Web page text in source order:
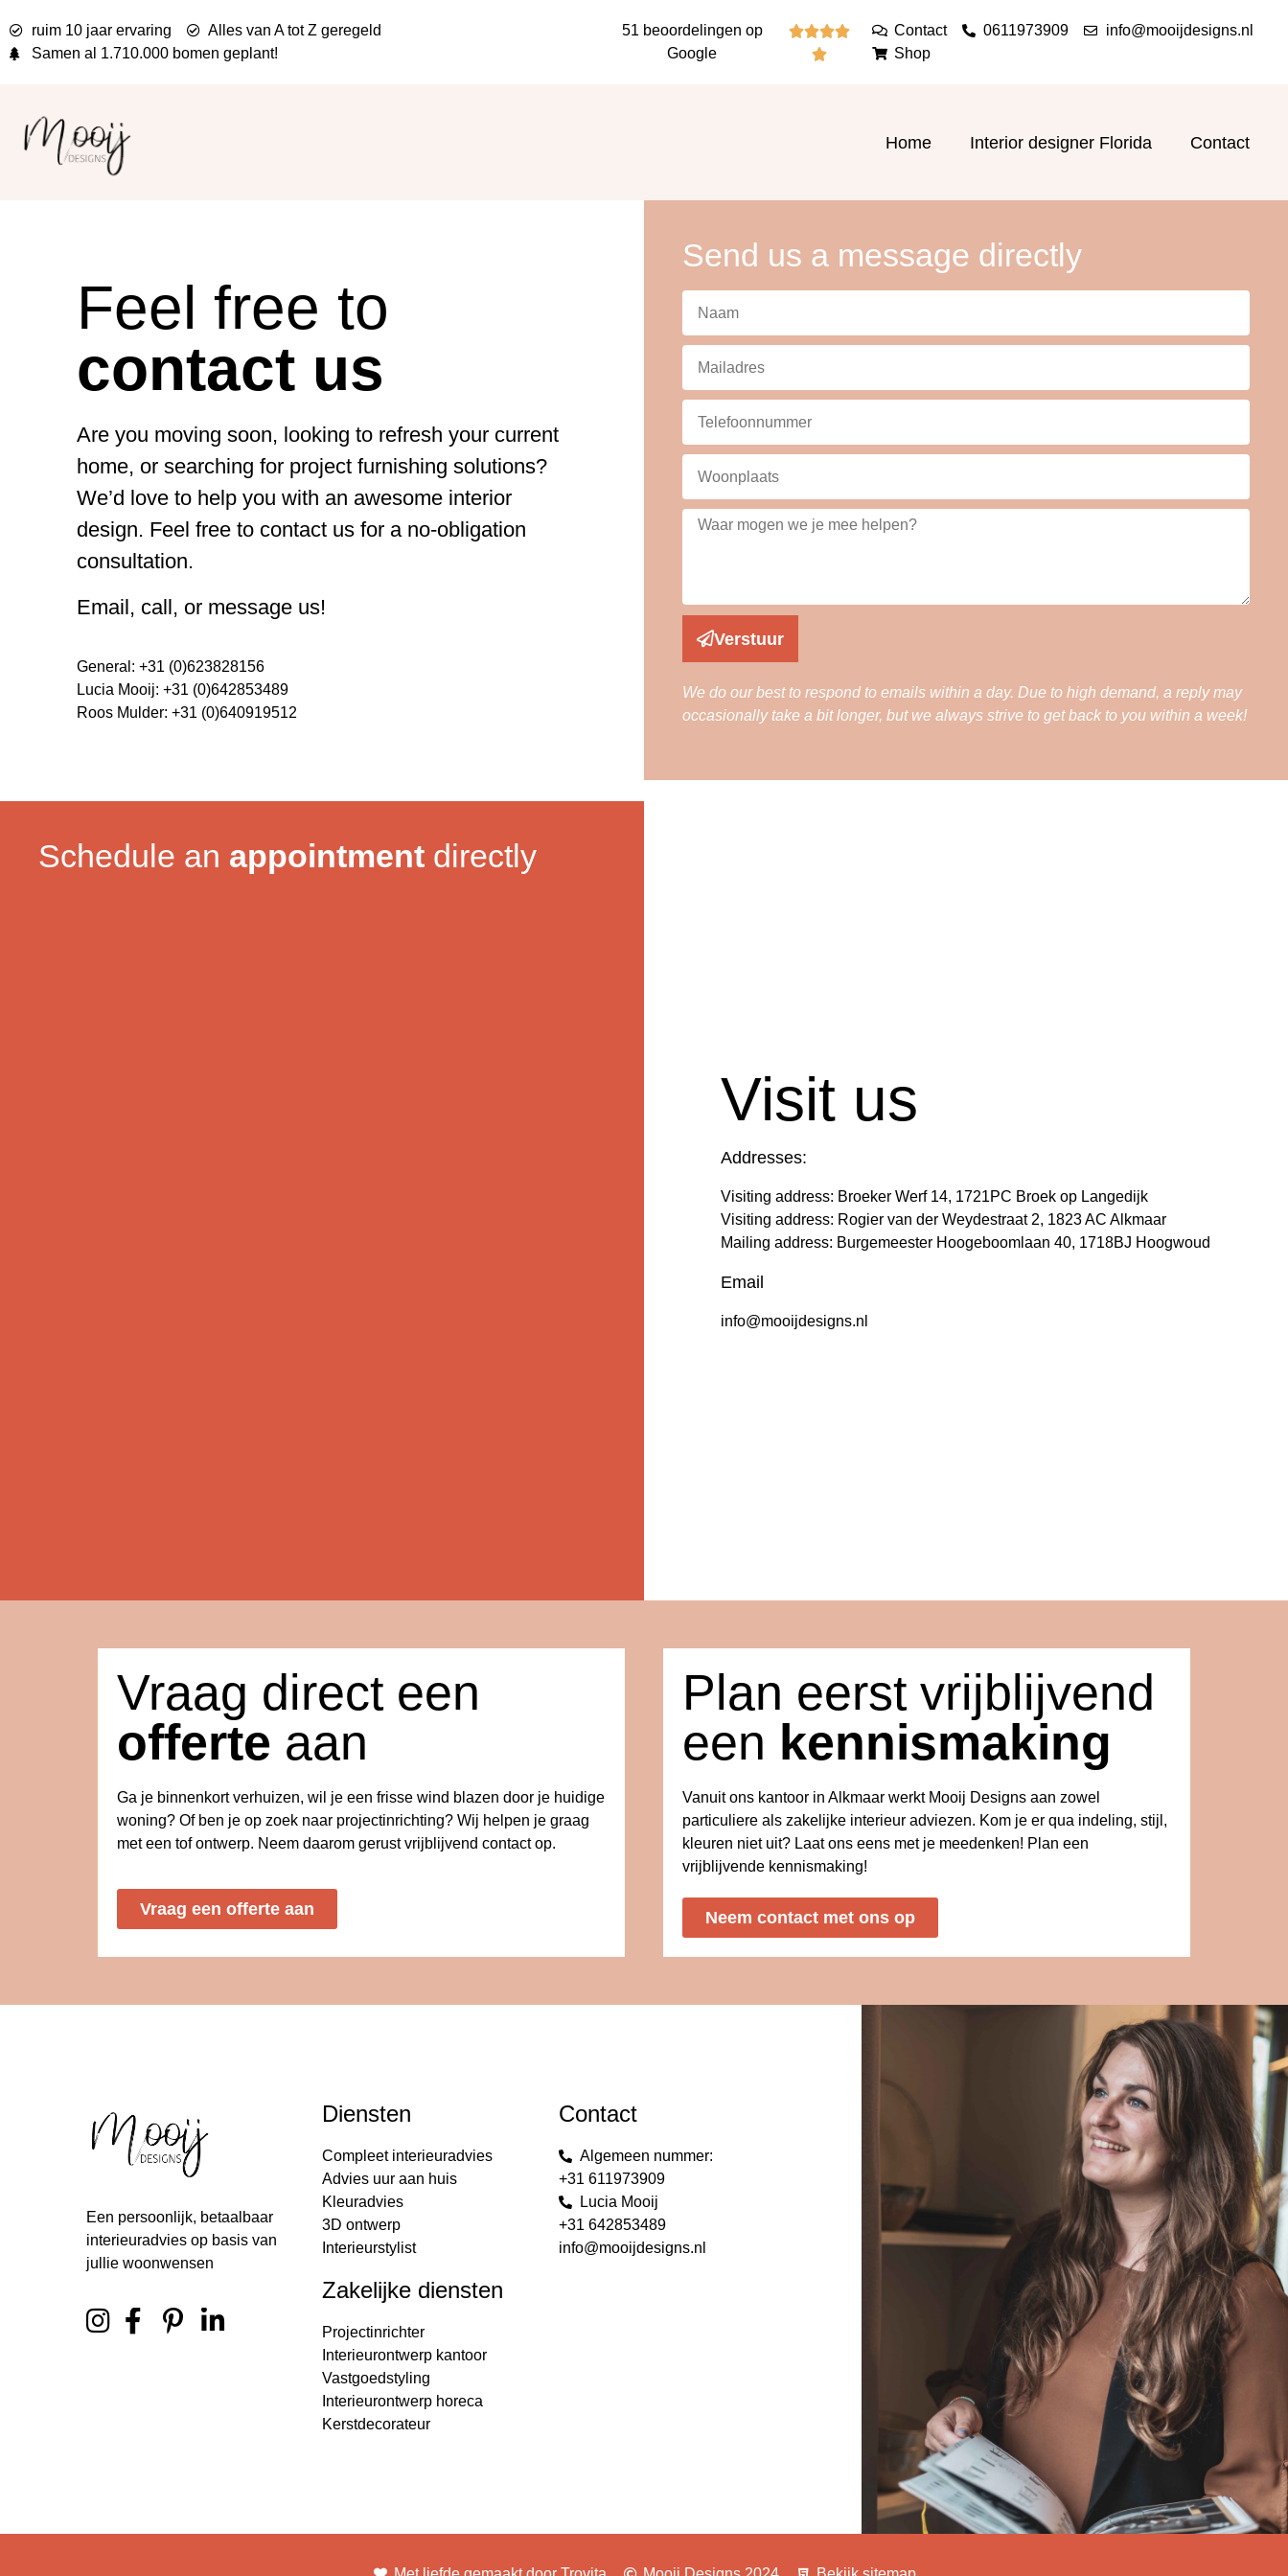
ruim 10 jaar ervaring
Alles van A tot Z geregeld
Samen al 1.710.000 bomen geplant!
51 beoordelingen op
Google


Contact 0611973909
info@mooijdesigns.nl
Shop
Home Interior designer Florida Contact
Feel free to
contact us
Are you moving soon, looking to refresh your current
home, or searching for project furnishing solutions?
We’d love to help you with an awesome interior
design. Feel free to contact us for a no-obligation
consultation.
Email, call, or message us!
General: +31 (0)623828156
Lucia Mooij: +31 (0)642853489
Roos Mulder: +31 (0)640919512
Send us a message directly
Verstuur
We do our best to respond to emails within a day. Due to high demand, a reply may
occasionally take a bit longer, but we always strive to get back to you within a week!
Schedule an appointment directly
Visit us
Addresses:
Visiting address: Broeker Werf 14, 1721PC Broek op Langedijk
Visiting address: Rogier van der Weydestraat 2, 1823 AC Alkmaar
Mailing address: Burgemeester Hoogeboomlaan 40, 1718BJ Hoogwoud
Email
info@mooijdesigns.nl
Vraag direct een
offerte aan
Ga je binnenkort verhuizen, wil je een frisse wind blazen door je huidige
woning? Of ben je op zoek naar projectinrichting? Wij helpen je graag
met een tof ontwerp. Neem daarom gerust vrijblijvend contact op.
Vraag een offerte aan
Plan eerst vrijblijvend
een kennismaking
Vanuit ons kantoor in Alkmaar werkt Mooij Designs aan zowel
particuliere als zakelijke interieur adviezen. Kom je er qua indeling, stijl,
kleuren niet uit? Laat ons eens met je meedenken! Plan een
vrijblijvende kennismaking!
Neem contact met ons op
Een persoonlijk, betaalbaar
interieuradvies op basis van
jullie woonwensen
Diensten
Compleet interieuradvies
Advies uur aan huis
Kleuradvies
3D ontwerp
Interieurstylist
Zakelijke diensten
Projectinrichter
Interieurontwerp kantoor
Vastgoedstyling
Interieurontwerp horeca
Kerstdecorateur
Contact
Algemeen nummer:
+31 611973909
Lucia Mooij
+31 642853489
info@mooijdesigns.nl